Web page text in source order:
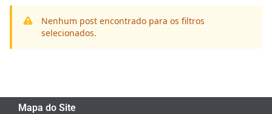
Nenhum post encontrado para os filtros
selecionados.
Mapa do Site